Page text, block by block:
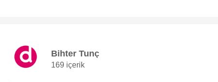
Bihter Tunç
169 içerik